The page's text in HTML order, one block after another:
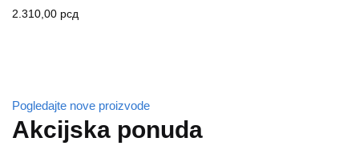
2.310,00 рсд
Pogledajte nove proizvode
Akcijska ponuda